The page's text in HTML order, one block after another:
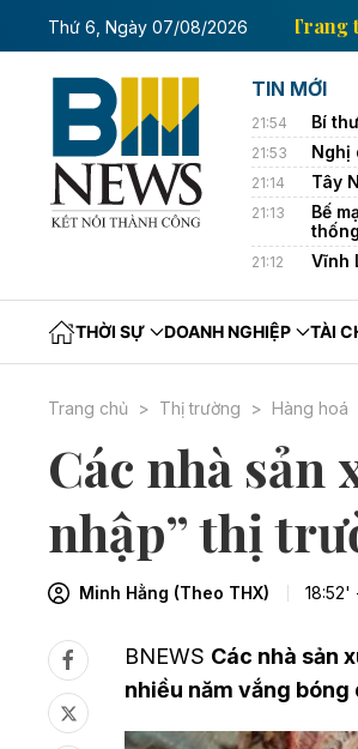
Thứ 6, Ngày 07/08/2026
tế của Thông tấn xã Việt Nam
TIN MỚI
21:54 Bí
21:53 Nghị
21:14 Tây
21:13
Bế
21:12 Vĩnh
THỜI SỰ DOANH NGHIỆP TÀI
Trang chủ Thị trường Hàng hoá
Các nhà
nhập” thị
Minh Hằng (Theo THX) 18:52'
BNEWS Các nhà sản
nhiều năm vắng bóng